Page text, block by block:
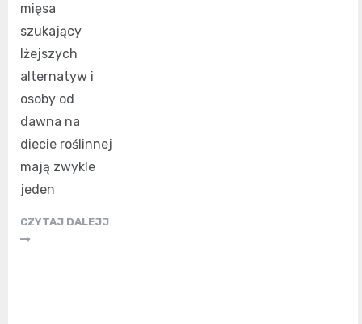
mięsa
szukający
lżejszych
alternatyw i
osoby od
dawna na
diecie roślinnej
mają zwykle
jeden
CZYTAJ DALEJJ